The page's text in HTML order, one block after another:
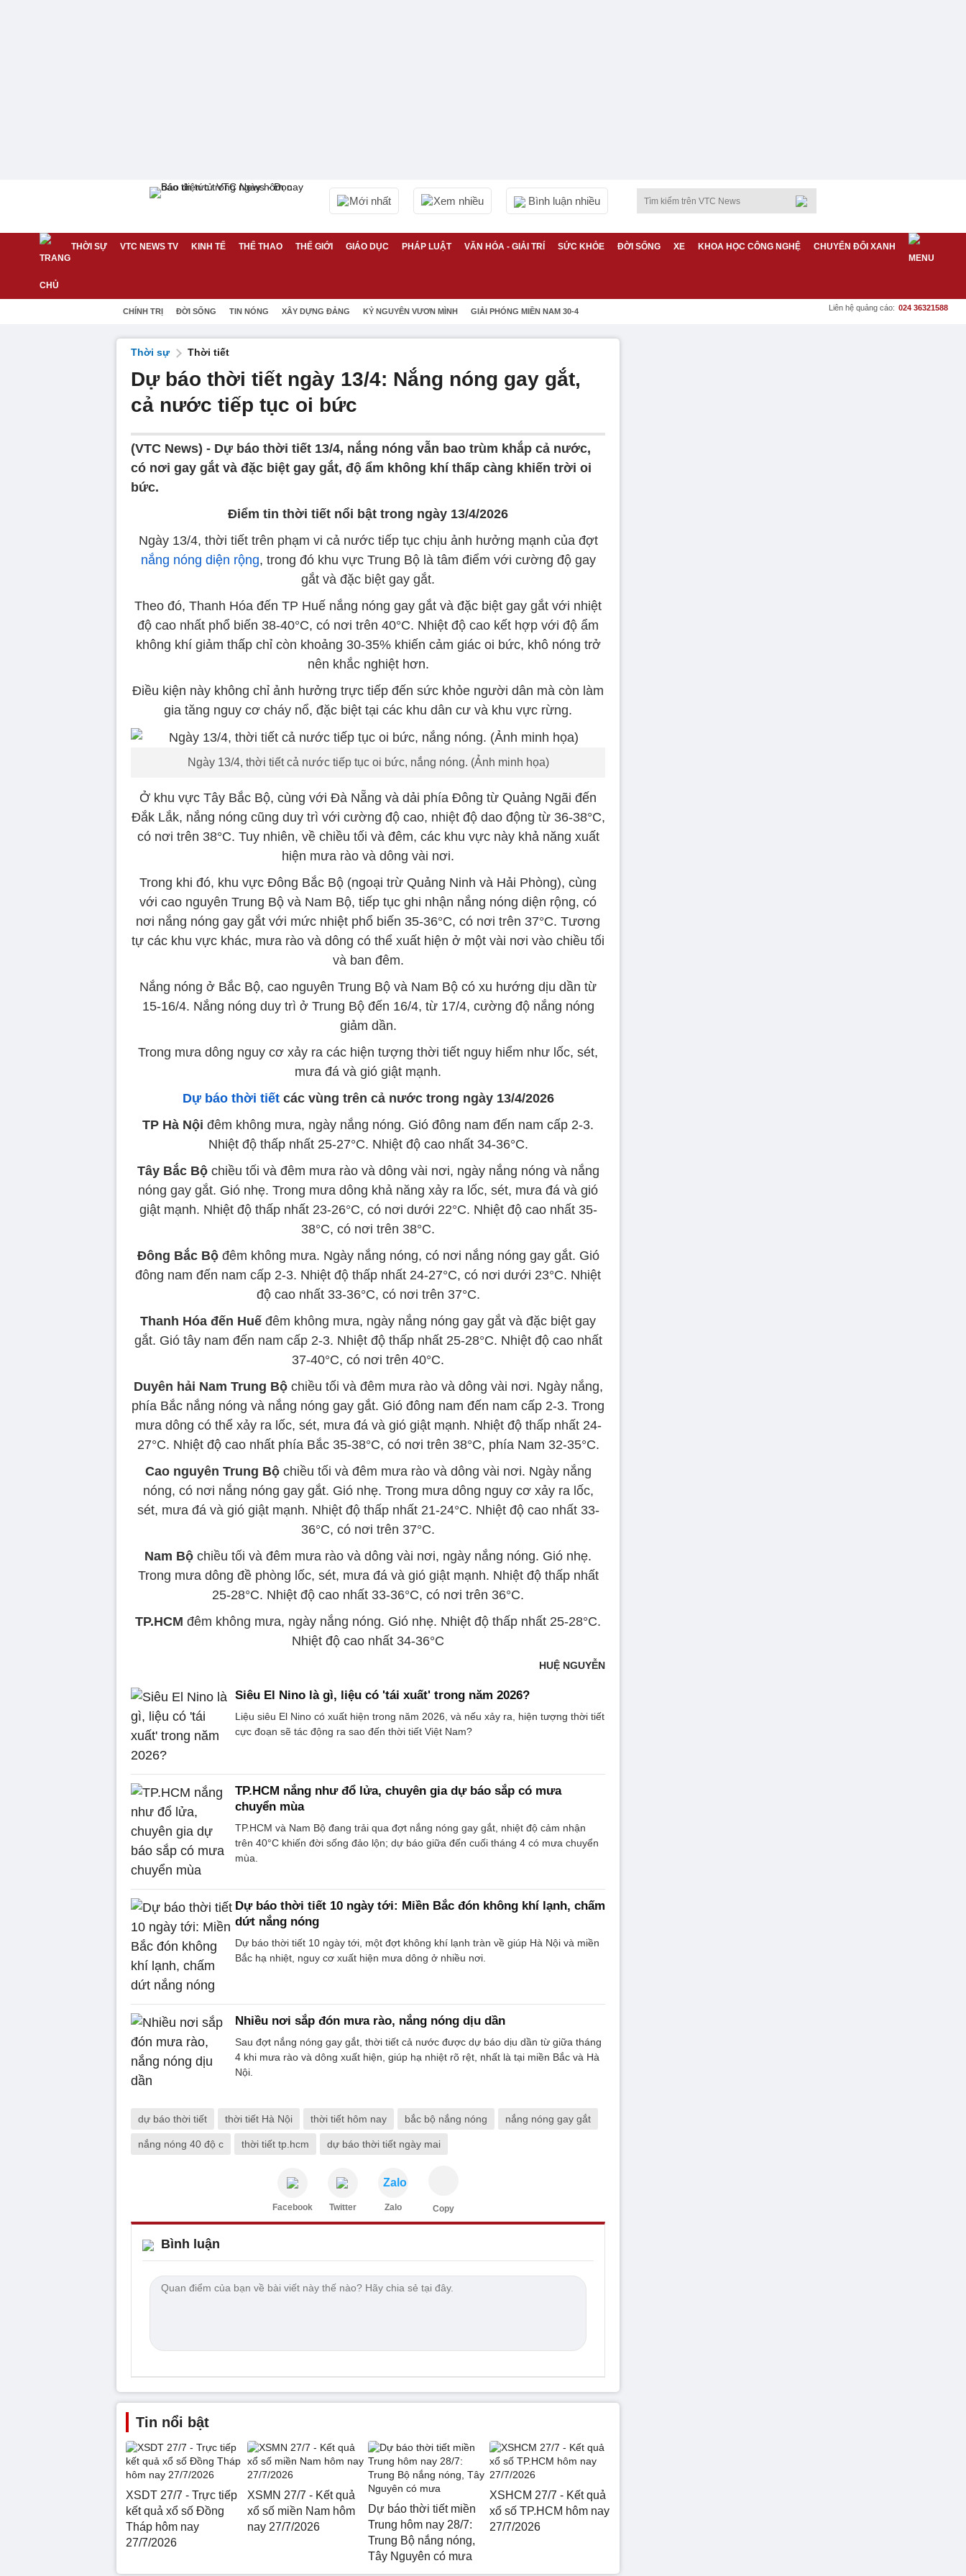
Mới nhất Xem nhiều Bình luận nhiều
THỜI SỰ VTC NEWS TV KINH TẾ THỂ THAO THẾ GIỚI GIÁO DỤC PHÁP LUẬT VĂN HÓA - GIẢI TRÍ SỨC KHỎE ĐỜI SỐNG XE KHOA HỌC CÔNG NGHỆ CHUYỂN ĐỔI XANH
CHÍNH TRỊ ĐỜI SỐNG TIN NÓNG XÂY DỰNG ĐẢNG KỶ NGUYÊN VƯƠN MÌNH GIẢI PHÓNG MIỀN NAM 30-4 Liên hệ quảng cáo: 024 36321588
Thời sự Thời tiết
Dự báo thời tiết ngày 13/4: Nắng nóng gay gắt,
cả nước tiếp tục oi bức
(VTC News) - Dự báo thời tiết 13/4, nắng nóng vẫn bao trùm khắp cả nước,
có nơi gay gắt và đặc biệt gay gắt, độ ẩm không khí thấp càng khiến trời oi
bức.
Điểm tin thời tiết nổi bật trong ngày 13/4/2026
Ngày 13/4, thời tiết trên phạm vi cả nước tiếp tục chịu ảnh hưởng mạnh của đợt
nắng nóng diện rộng, trong đó khu vực Trung Bộ là tâm điểm với cường độ gay
gắt và đặc biệt gay gắt.
Theo đó, Thanh Hóa đến TP Huế nắng nóng gay gắt và đặc biệt gay gắt với nhiệt
độ cao nhất phổ biến 38-40°C, có nơi trên 40°C. Nhiệt độ cao kết hợp với độ ẩm
không khí giảm thấp chỉ còn khoảng 30-35% khiến cảm giác oi bức, khô nóng trở
nên khắc nghiệt hơn.
Điều kiện này không chỉ ảnh hưởng trực tiếp đến sức khỏe người dân mà còn làm
gia tăng nguy cơ cháy nổ, đặc biệt tại các khu dân cư và khu vực rừng.
Ngày 13/4, thời tiết cả nước tiếp tục oi bức, nắng nóng. (Ảnh minh họa)
Ở khu vực Tây Bắc Bộ, cùng với Đà Nẵng và dải phía Đông từ Quảng Ngãi đến
Đắk Lắk, nắng nóng cũng duy trì với cường độ cao, nhiệt độ dao động từ 36-38°C,
có nơi trên 38°C. Tuy nhiên, về chiều tối và đêm, các khu vực này khả năng xuất
hiện mưa rào và dông vài nơi.
Trong khi đó, khu vực Đông Bắc Bộ (ngoại trừ Quảng Ninh và Hải Phòng), cùng
với cao nguyên Trung Bộ và Nam Bộ, tiếp tục ghi nhận nắng nóng diện rộng, có
nơi nắng nóng gay gắt với mức nhiệt phổ biến 35-36°C, có nơi trên 37°C. Tương
tự các khu vực khác, mưa rào và dông có thể xuất hiện ở một vài nơi vào chiều tối
và ban đêm.
Nắng nóng ở Bắc Bộ, cao nguyên Trung Bộ và Nam Bộ có xu hướng dịu dần từ
15-16/4. Nắng nóng duy trì ở Trung Bộ đến 16/4, từ 17/4, cường độ nắng nóng
giảm dần.
Trong mưa dông nguy cơ xảy ra các hiện tượng thời tiết nguy hiểm như lốc, sét,
mưa đá và gió giật mạnh.
Dự báo thời tiếtcác vùng trên cả nước trong ngày 13/4/2026
TP Hà Nội đêm không mưa, ngày nắng nóng. Gió đông nam đến nam cấp 2-3.
Nhiệt độ thấp nhất 25-27°C. Nhiệt độ cao nhất 34-36°C.
Tây Bắc Bộchiều tối và đêm mưa rào và dông vài nơi, ngày nắng nóng và nắng
nóng gay gắt. Gió nhẹ. Trong mưa dông khả năng xảy ra lốc, sét, mưa đá và gió
giật mạnh. Nhiệt độ thấp nhất 23-26°C, có nơi dưới 22°C. Nhiệt độ cao nhất 35-
38°C, có nơi trên 38°C.
Đông Bắc Bộđêm không mưa. Ngày nắng nóng, có nơi nắng nóng gay gắt. Gió
đông nam đến nam cấp 2-3. Nhiệt độ thấp nhất 24-27°C, có nơi dưới 23°C. Nhiệt
độ cao nhất 33-36°C, có nơi trên 37°C.
Thanh Hóa đến Huế đêm không mưa, ngày nắng nóng gay gắt và đặc biệt gay
gắt. Gió tây nam đến nam cấp 2-3. Nhiệt độ thấp nhất 25-28°C. Nhiệt độ cao nhất
37-40°C, có nơi trên 40°C.
Duyên hải Nam Trung Bộchiều tối và đêm mưa rào và dông vài nơi. Ngày nắng,
phía Bắc nắng nóng và nắng nóng gay gắt. Gió đông nam đến nam cấp 2-3. Trong
mưa dông có thể xảy ra lốc, sét, mưa đá và gió giật mạnh. Nhiệt độ thấp nhất 24-
27°C. Nhiệt độ cao nhất phía Bắc 35-38°C, có nơi trên 38°C, phía Nam 32-35°C.
Cao nguyên Trung Bộchiều tối và đêm mưa rào và dông vài nơi. Ngày nắng
nóng, có nơi nắng nóng gay gắt. Gió nhẹ. Trong mưa dông nguy cơ xảy ra lốc,
sét, mưa đá và gió giật mạnh. Nhiệt độ thấp nhất 21-24°C. Nhiệt độ cao nhất 33-
36°C, có nơi trên 37°C.
Nam Bộ chiều tối và đêm mưa rào và dông vài nơi, ngày nắng nóng. Gió nhẹ.
Trong mưa dông đề phòng lốc, sét, mưa đá và gió giật mạnh. Nhiệt độ thấp nhất
25-28°C. Nhiệt độ cao nhất 33-36°C, có nơi trên 36°C.
TP.HCM đêm không mưa, ngày nắng nóng. Gió nhẹ. Nhiệt độ thấp nhất 25-28°C.
Nhiệt độ cao nhất 34-36°C
HUỆ NGUYỄN
Siêu El Nino là gì, liệu có 'tái xuất' trong năm 2026?
Liệu siêu El Nino có xuất hiện trong năm 2026, và nếu xảy ra, hiện tượng thời tiết
cực đoạn sẽ tác động ra sao đến thời tiết Việt Nam?
TP.HCM nắng như đổ lửa, chuyên gia dự báo sắp có mưa
chuyển mùa
TP.HCM và Nam Bộ đang trải qua đợt nắng nóng gay gắt, nhiệt độ cảm nhận
trên 40°C khiến đời sống đảo lộn; dự báo giữa đến cuối tháng 4 có mưa chuyển
mùa.
Dự báo thời tiết 10 ngày tới: Miền Bắc đón không khí lạnh, chấm
dứt nắng nóng
Dự báo thời tiết 10 ngày tới, một đợt không khí lạnh tràn về giúp Hà Nội và miền
Bắc hạ nhiệt, nguy cơ xuất hiện mưa dông ở nhiều nơi.
Nhiều nơi sắp đón mưa rào, nắng nóng dịu dần
Sau đợt nắng nóng gay gắt, thời tiết cả nước được dự báo dịu dần từ giữa tháng
4 khi mưa rào và dông xuất hiện, giúp hạ nhiệt rõ rệt, nhất là tại miền Bắc và Hà
Nội.
dự báo thời tiết thời tiết Hà Nội thời tiết hôm nay bắc bộ nắng nóng nắng nóng gay gắt
nắng nóng 40 độ c thời tiết tp.hcm dự báo thời tiết ngày mai
Facebook Twitter
Zalo
Zalo Copy
Bình luận
Tin nổi bật
XSDT 27/7 - Trực tiếp
kết quả xổ số Đồng
Tháp hôm nay
27/7/2026
XSMN 27/7 - Kết quả
xổ số miền Nam hôm
nay 27/7/2026
Dự báo thời tiết miền
Trung hôm nay 28/7:
Trung Bộ nắng nóng,
Tây Nguyên có mưa
XSHCM 27/7 - Kết quả
xổ số TP.HCM hôm nay
27/7/2026